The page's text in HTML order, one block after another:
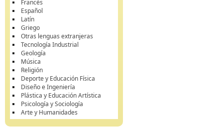
Francés
Español
Latín
Griego
Otras lenguas extranjeras
Tecnología Industrial
Geología
Música
Religión
Deporte y Educación Física
Diseño e Ingeniería
Plástica y Educación Artística
Psicología y Sociología
Arte y Humanidades